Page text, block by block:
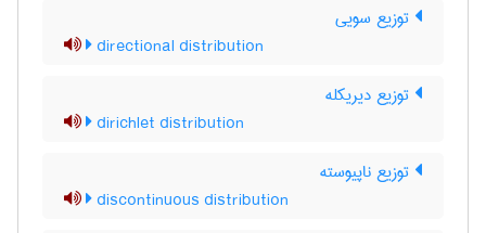
توزیع سویی
directional distribution
توزیع دیریکله
dirichlet distribution
توزیع ناپیوسته
discontinuous distribution